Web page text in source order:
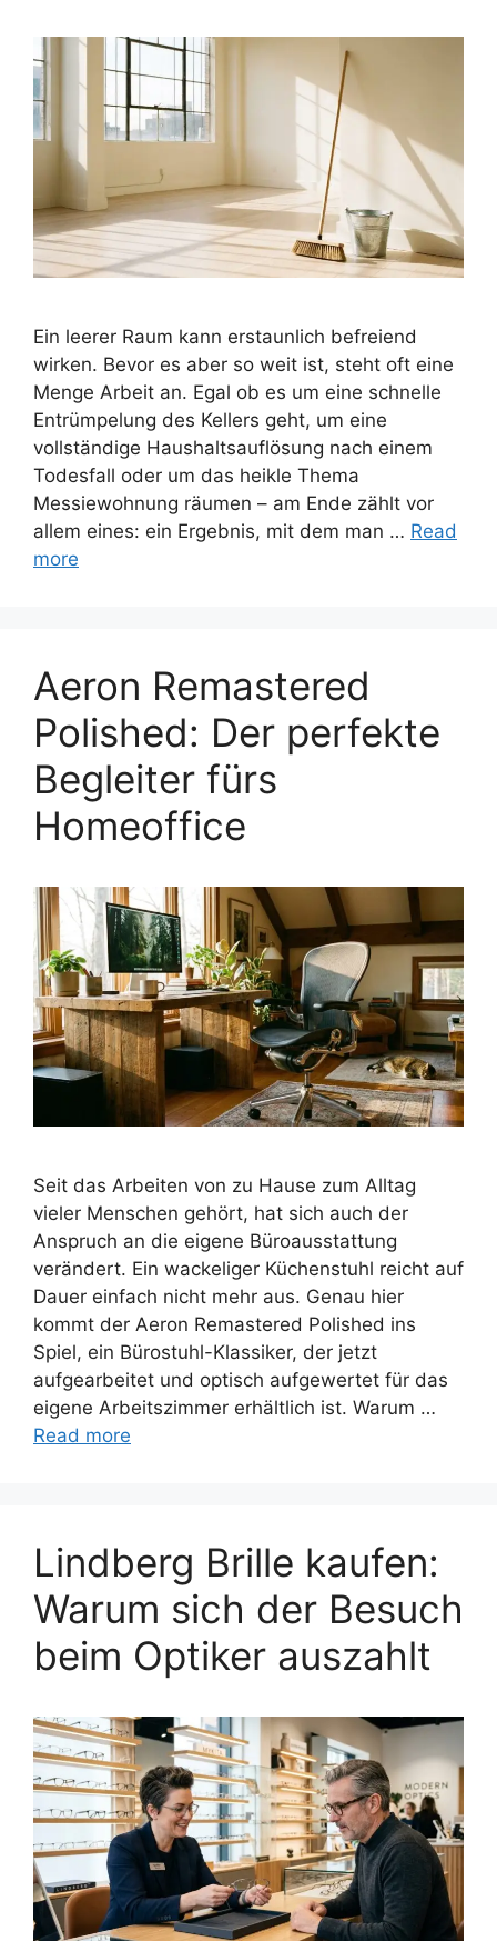
Ein leerer Raum kann erstaunlich befreiend
wirken. Bevor es aber so weit ist, steht oft eine
Menge Arbeit an. Egal ob es um eine schnelle
Entrümpelung des Kellers geht, um eine
vollständige Haushaltsauflösung nach einem
Todesfall oder um das heikle Thema
Messiewohnung räumen – am Ende zählt vor
allem eines: ein Ergebnis, mit dem man … Read
more
Aeron Remastered
Polished: Der perfekte
Begleiter fürs
Homeoffice
Seit das Arbeiten von zu Hause zum Alltag
vieler Menschen gehört, hat sich auch der
Anspruch an die eigene Büroausstattung
verändert. Ein wackeliger Küchenstuhl reicht auf
Dauer einfach nicht mehr aus. Genau hier
kommt der Aeron Remastered Polished ins
Spiel, ein Bürostuhl-Klassiker, der jetzt
aufgearbeitet und optisch aufgewertet für das
eigene Arbeitszimmer erhältlich ist. Warum …
Read more
Lindberg Brille kaufen:
Warum sich der Besuch
beim Optiker auszahlt